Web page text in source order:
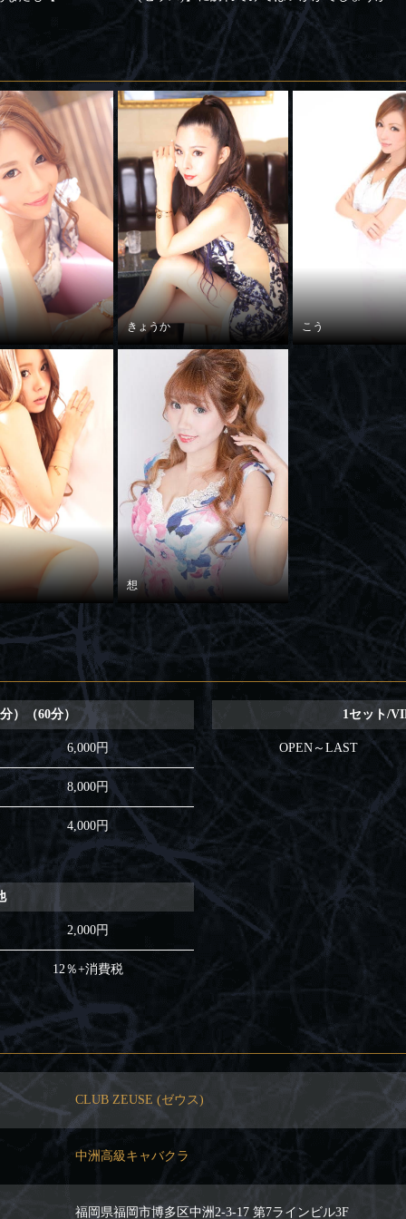
きょうか こう
想
）（60分）
6,000円
8,000円
4,000円
1セット/
OPEN～LAST
2,000円
12％+消費税
CLUB ZEUSE (ゼウス)
中洲高級キャバクラ
福岡県福岡市博多区中洲2-3-17 第7ラインビル3F